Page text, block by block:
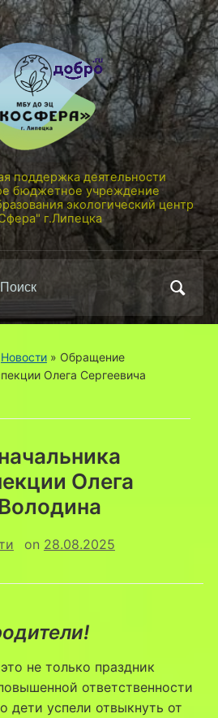
поддержка деятельности
бюджетное учреждение
экологический центр
г.Липецка
Новости» Обращение
Олега Сергеевича
Олега
on 28.08.2025
не только праздник
ответственности
дети успели отвыкнуть от